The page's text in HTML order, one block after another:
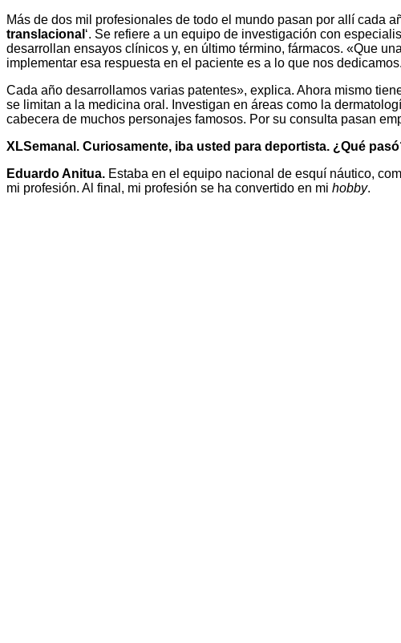
Más de dos mil profesionales de todo el mundo pasan por allí cada
translacional ‘. Se refiere a un equipo de investigación con
desarrollan ensayos clínicos y, en último término, fármacos. «Que
implementar esa respuesta en el paciente es a lo que nos dedicamos.
Cada año desarrollamos varias patentes», explica. Ahora mismo
se limitan a la medicina oral. Investigan en áreas como la
cabecera de muchos personajes famosos. Por su consulta pasan
XLSemanal. Curiosamente, iba usted para deportista. ¿Qué
Eduardo Anitua. Estaba en el equipo nacional de esquí náutico,
mi profesión. Al final, mi profesión se ha convertido en mi hobby.